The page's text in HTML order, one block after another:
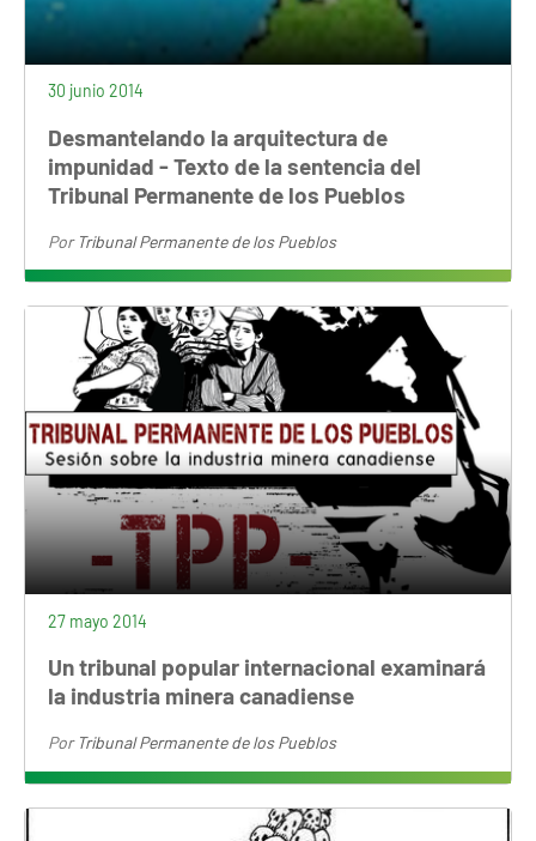
30 junio 2014
Desmantelando la arquitectura de
impunidad - Texto de la sentencia del
Tribunal Permanente de los Pueblos
Por Tribunal Permanente de los Pueblos
27 mayo 2014
Un tribunal popular internacional examinará
la industria minera canadiense
Por Tribunal Permanente de los Pueblos